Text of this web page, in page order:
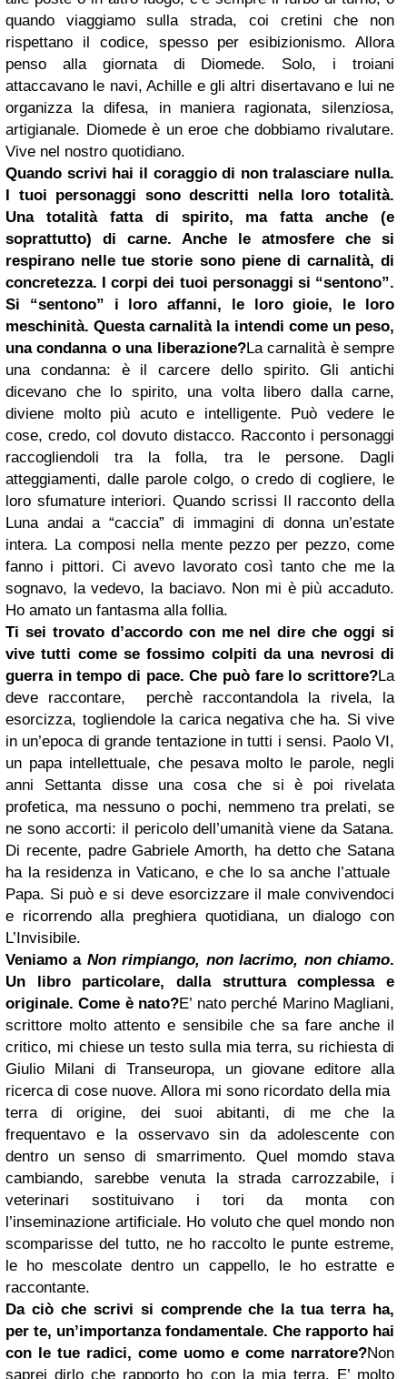
quando viaggiamo sulla strada, coi cretini che non
rispettano il codice, spesso per esibizionismo. Allora
penso alla giornata di Diomede. Solo, i troiani
attaccavano le navi, Achille e gli altri disertavano e lui ne
organizza la difesa, in maniera ragionata, silenziosa,
artigianale. Diomede è un eroe che dobbiamo rivalutare.
Vive nel nostro quotidiano.
Quando scrivi hai il coraggio di non tralasciare nulla.
I tuoi personaggi sono descritti nella loro totalità.
Una totalità fatta di spirito, ma fatta anche (e
soprattutto) di carne. Anche le atmosfere che si
respirano nelle tue storie sono piene di carnalità, di
concretezza. I corpi dei tuoi personaggi si “sentono”.
Si “sentono” i loro affanni, le loro gioie, le loro
meschinità. Questa carnalità la intendi come un peso,
una condanna o una liberazione?La carnalità è sempre
una condanna: è il carcere dello spirito. Gli antichi
dicevano che lo spirito, una volta libero dalla carne,
diviene molto più acuto e intelligente. Può vedere le
cose, credo, col dovuto distacco. Racconto i personaggi
raccogliendoli tra la folla, tra le persone. Dagli
atteggiamenti, dalle parole colgo, o credo di cogliere, le
loro sfumature interiori. Quando scrissi Il racconto della
Luna andai a “caccia” di immagini di donna un’estate
intera. La composi nella mente pezzo per pezzo, come
fanno i pittori. Ci avevo lavorato così tanto che me la
sognavo, la vedevo, la baciavo. Non mi è più accaduto.
Ho amato un fantasma alla follia.
Ti sei trovato d’accordo con me nel dire che oggi si
vive tutti come se fossimo colpiti da una nevrosi di
guerra in tempo di pace. Che può fare lo scrittore?La
deve raccontare, perchè raccontandola la rivela, la
esorcizza, togliendole la carica negativa che ha. Si vive
in un’epoca di grande tentazione in tutti i sensi. Paolo VI,
un papa intellettuale, che pesava molto le parole, negli
anni Settanta disse una cosa che si è poi rivelata
profetica, ma nessuno o pochi, nemmeno tra prelati, se
ne sono accorti: il pericolo dell’umanità viene da Satana.
Di recente, padre Gabriele Amorth, ha detto che Satana
ha la residenza in Vaticano, e che lo sa anche l’attuale
Papa. Si può e si deve esorcizzare il male convivendoci
e ricorrendo alla preghiera quotidiana, un dialogo con
L’Invisibile.
Veniamo a Non rimpiango, non lacrimo, non chiamo.
Un libro particolare, dalla struttura complessa e
originale. Come è nato?E’ nato perché Marino Magliani,
scrittore molto attento e sensibile che sa fare anche il
critico, mi chiese un testo sulla mia terra, su richiesta di
Giulio Milani di Transeuropa, un giovane editore alla
ricerca di cose nuove. Allora mi sono ricordato della mia
terra di origine, dei suoi abitanti, di me che la
frequentavo e la osservavo sin da adolescente con
dentro un senso di smarrimento. Quel momdo stava
cambiando, sarebbe venuta la strada carrozzabile, i
veterinari sostituivano i tori da monta con
l’inseminazione artificiale. Ho voluto che quel mondo non
scomparisse del tutto, ne ho raccolto le punte estreme,
le ho mescolate dentro un cappello, le ho estratte e
raccontante.
Da ciò che scrivi si comprende che la tua terra ha,
per te, un’importanza fondamentale. Che rapporto hai
con le tue radici, come uomo e come narratore?Non
saprei dirlo che rapporto ho con la mia terra. E’ molto